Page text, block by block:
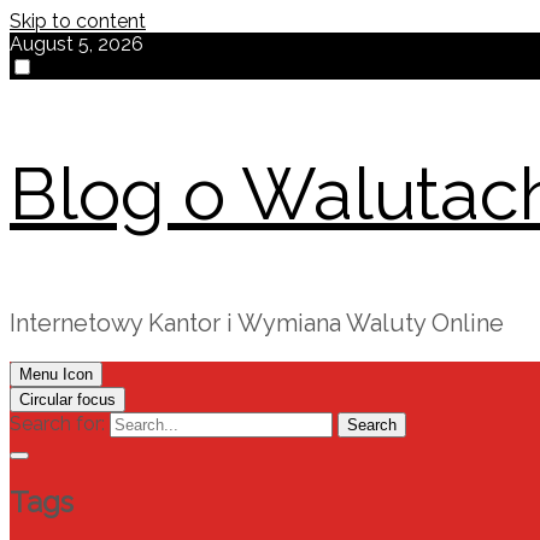
Skip to content
August 5, 2026
Blog o
Internetowy Kantor i Wymiana Waluty Online
Menu Icon
Circular focus
Search for: Search
Tags